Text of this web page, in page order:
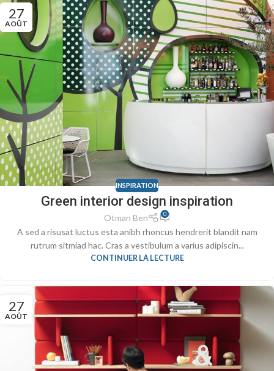
27
AOÛT
INSPIRATION
Green interior design inspiration
Otman Ben 0
A sed a risusat luctus esta anibh rhoncus hendrerit blandit nam
rutrum sitmiad hac. Cras a vestibulum a varius adipiscin...
CONTINUER LA LECTURE
27
AOÛT